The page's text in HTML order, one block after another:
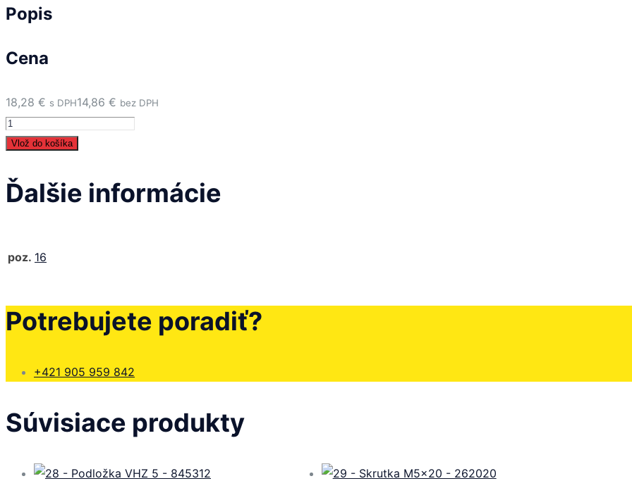
Popis
Cena
18,28 € s DPH14,86 € bez DPH
množstvo
16
Sada
trysiek
Vlož do košíka
Ďalšie informácie
poz. 16
Potrebujete poradiť?
+421 905 959 842
Súvisiace produkty